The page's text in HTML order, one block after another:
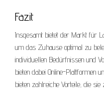
Fazit
Insgesamt bietet der Markt für
um das Zuhause optimal zu
individuellen Bedürfnissen und
bieten dabei Online-Plattformen
bieten zahlreiche Vorteile, die